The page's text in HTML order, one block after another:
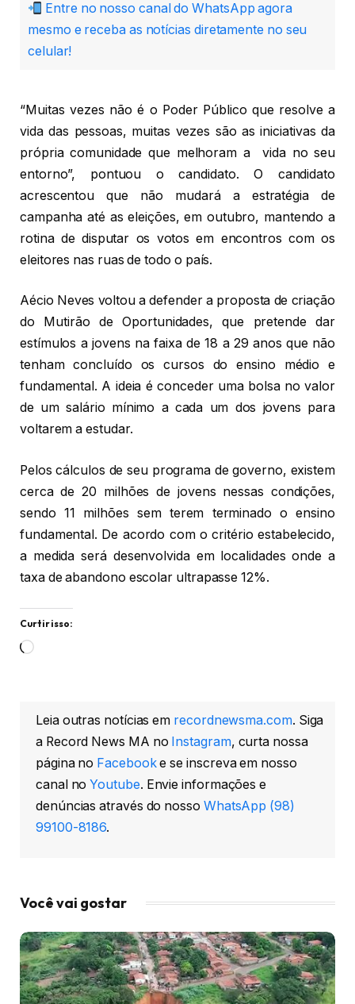
Entre no nosso canal do WhatsApp agora
mesmo e receba as notícias diretamente no seu
celular!
“Muitas vezes não é o Poder Público que resolve a
vida das pessoas, muitas vezes são as iniciativas da
própria comunidade que melhoram a vida no seu
entorno”, pontuou o candidato. O candidato
acrescentou que não mudará a estratégia de
campanha até as eleições, em outubro, mantendo a
rotina de disputar os votos em encontros com os
eleitores nas ruas de todo o país.
Aécio Neves voltou a defender a proposta de criação
do Mutirão de Oportunidades, que pretende dar
estímulos a jovens na faixa de 18 a 29 anos que não
tenham concluído os cursos do ensino médio e
fundamental. A ideia é conceder uma bolsa no valor
de um salário mínimo a cada um dos jovens para
voltarem a estudar.
Pelos cálculos de seu programa de governo, existem
cerca de 20 milhões de jovens nessas condições,
sendo 11 milhões sem terem terminado o ensino
fundamental. De acordo com o critério estabelecido,
a medida será desenvolvida em localidades onde a
taxa de abandono escolar ultrapasse 12%.
Curtir isso:
Carregando...
Leia outras notícias em recordnewsma.com. Siga
a Record News MA no Instagram, curta nossa
página no Facebooke se inscreva em nosso
canal noYoutube. Envie informações e
denúncias através do nosso WhatsApp (98)
99100-8186.
Você vai gostar